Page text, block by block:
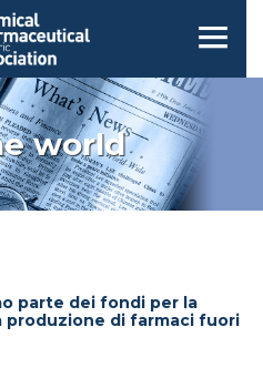
world
parte dei fondi per la
produzione di farmaci fuori